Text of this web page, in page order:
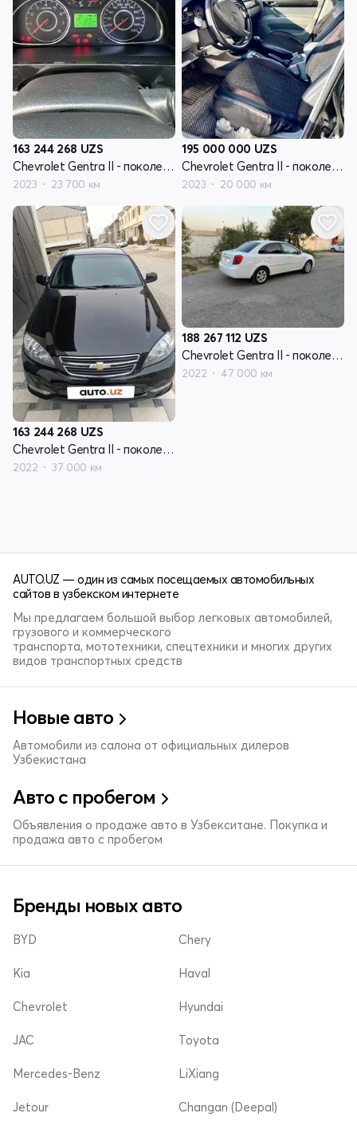
163 244 268 UZS
Chevrolet Gentra II - поколение
2023 23 700 км
195 000 000 UZS
Chevrolet Gentra II - поколение
2023 20 000 км
163 244 268 UZS
Chevrolet Gentra II - поколение
2022 37 000 км
188 267 112 UZS
Chevrolet Gentra II - поколение
2022 47 000 км
AUTO.UZ — один из самых посещаемых автомобильных
сайтов в узбекском интернете
Мы предлагаем большой выбор легковых автомобилей,
грузового и коммерческого
транспорта, мототехники, спецтехники и многих других
видов транспортных средств
Новые авто
Автомобили из салона от официальных дилеров
Узбекистана
Авто с пробегом
Объявления о продаже авто в Узбекситане. Покупка и
продажа авто с пробегом
Бренды новых авто
BYD
Kia
Chevrolet
Chery
Haval
Hyundai
JAC
Mercedes-Benz
Jetour
Toyota
LiXiang
Changan (Deepal)